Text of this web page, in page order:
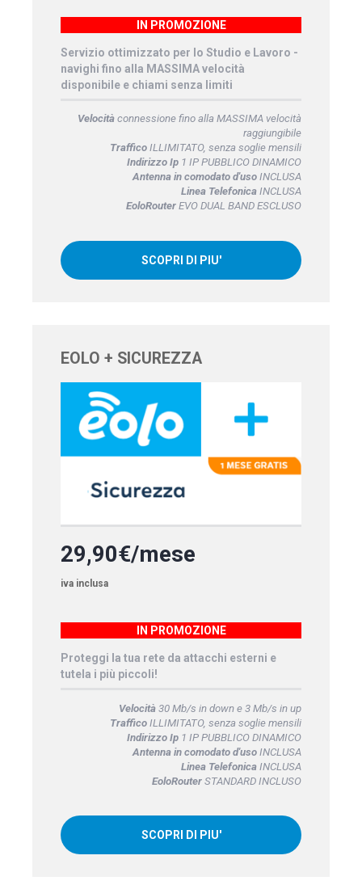
IN PROMOZIONE
Servizio ottimizzato per lo Studio e Lavoro -
navighi fino alla MASSIMA velocità
disponibile e chiami senza limiti
Velocitàconnessione fino alla MASSIMA velocità
raggiungibile
TrafficoILLIMITATO, senza soglie mensili
Indirizzo Ip1 IP PUBBLICO DINAMICO
Antenna in comodato d'usoINCLUSA
Linea TelefonicaINCLUSA
EoloRouterEVO DUAL BAND ESCLUSO
SCOPRI DI PIU'
EOLO + SICUREZZA
29,90€/mese
iva inclusa
IN PROMOZIONE
Proteggi la tua rete da attacchi esterni e
tutela i più piccoli!
Velocità30 Mb/s in down e 3 Mb/s in up
TrafficoILLIMITATO, senza soglie mensili
Indirizzo Ip1 IP PUBBLICO DINAMICO
Antenna in comodato d'usoINCLUSA
Linea TelefonicaINCLUSA
EoloRouterSTANDARD INCLUSO
SCOPRI DI PIU'